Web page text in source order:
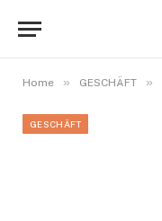
Home » GESCHÄFT »
GESCHÄFT